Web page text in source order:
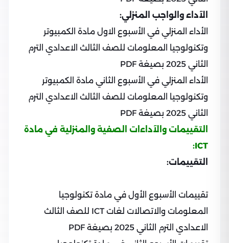
الآداء والواجب المنزلي:
الأداء المنزلي في الأسبوع الاول مادة الكمبيوتر
وتكنولوجيا المعلومات للصف الثالث الاعدادي الترم
الثاني 2025 بصيغة PDF
الأداء المنزلي في الأسبوع الثاني مادة الكمبيوتر
وتكنولوجيا المعلومات للصف الثالث الاعدادي الترم
الثاني 2025 بصيغة PDF
التقييمات والآداءات الصفية والمنزلية في مادة
ICT:
التقييمات:
تقييمات الأسبوع الأول في مادة تكنولوجيا
المعلومات والاتصالات لغات ICT للصف الثالث
الاعدادي الترم الثاني 2025 بصيغة PDF